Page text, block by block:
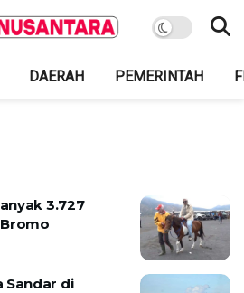
DAERAH PEMERINTAH
3.727
Sandar di